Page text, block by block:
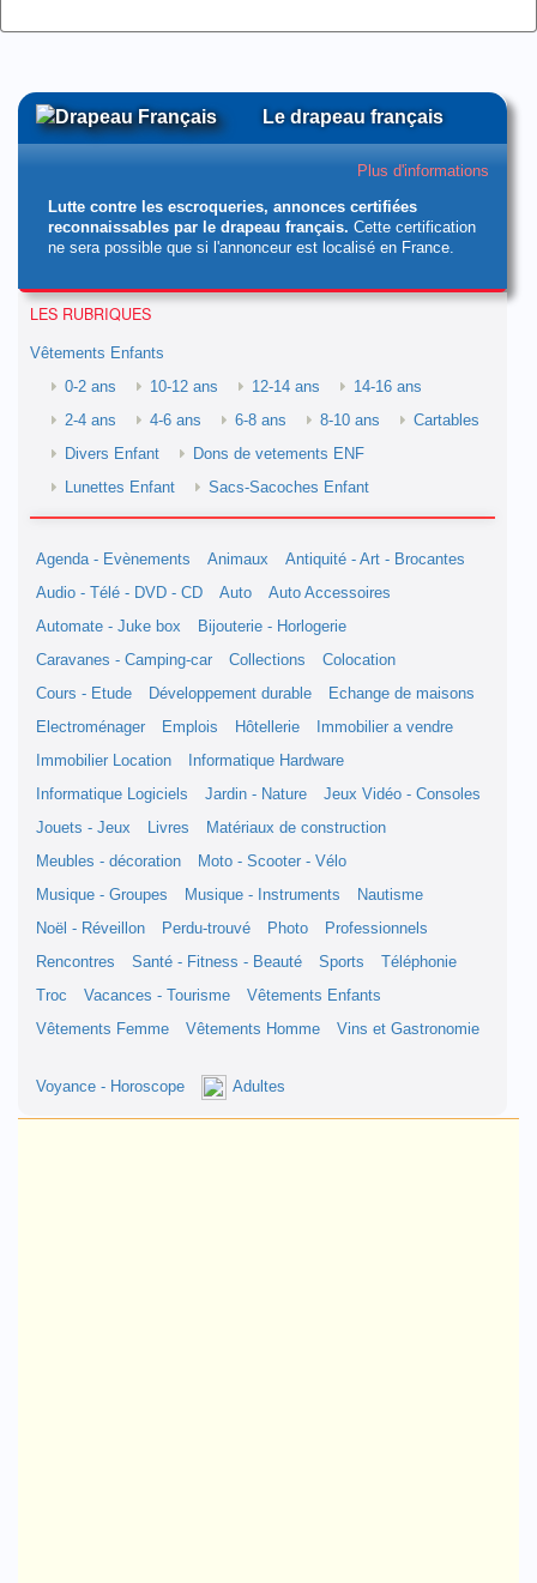
Le drapeau français
Plus d'informations
Lutte contre les escroqueries, annonces certifiées
reconnaissables par le drapeau français. Cette certification
ne sera possible que si l'annonceur est localisé en France.
LES RUBRIQUES
Vêtements Enfants
0-2 ans
10-12 ans 12-14 ans
14-16 ans
2-4 ans
4-6 ans 6-8 ans 8-10 ans
Cartables
Divers Enfant
Dons de vetements ENF
Lunettes Enfant
Sacs-Sacoches Enfant
Agenda - Evènements Animaux
Antiquité - Art - Brocantes
Audio - Télé - DVD - CD
Auto
Auto Accessoires
Automate - Juke box
Bijouterie - Horlogerie
Caravanes - Camping-car
Collections
Colocation
Cours - Etude
Développement durable
Echange de maisons
Electroménager
Emplois Hôtellerie
Immobilier a vendre
Immobilier Location
Informatique Hardware
Informatique Logiciels
Jardin - Nature
Jeux Vidéo - Consoles
Jouets - Jeux
Livres
Matériaux de construction
Meubles - décoration
Moto - Scooter - Vélo
Musique - Groupes
Musique - Instruments
Nautisme
Noël - Réveillon
Perdu-trouvé Photo
Professionnels
Rencontres
Santé - Fitness - Beauté Sports
Téléphonie
Troc
Vacances - Tourisme
Vêtements Enfants
Vêtements Femme
Vêtements Homme Vins et Gastronomie
Voyance - Horoscope Adultes